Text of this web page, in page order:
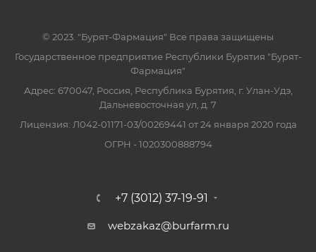
© 2023. "Бурят-Фармация" Все права защищены
Государственное предприятие Республики Бурятия "Бурят-
Фармация"
Адрес: 670047, Россия, Республика Бурятия, г. Улан-Удэ,
Дальневосточная ул, д. 7
Лицензия: Л042-01171-03/00269441 от 24 января 2020 года
ОГРН - 1020300888794
+7 (3012) 37-19-91
webzakaz@burfarm.ru